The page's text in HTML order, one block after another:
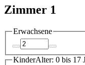
Zimmer 1
Erwachsene
KinderAlter: 0 bis 17